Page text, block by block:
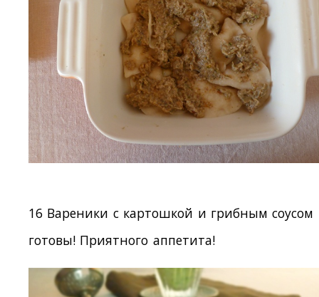
16 Вареники с картошкой и грибным соусом
готовы! Приятного аппетита!